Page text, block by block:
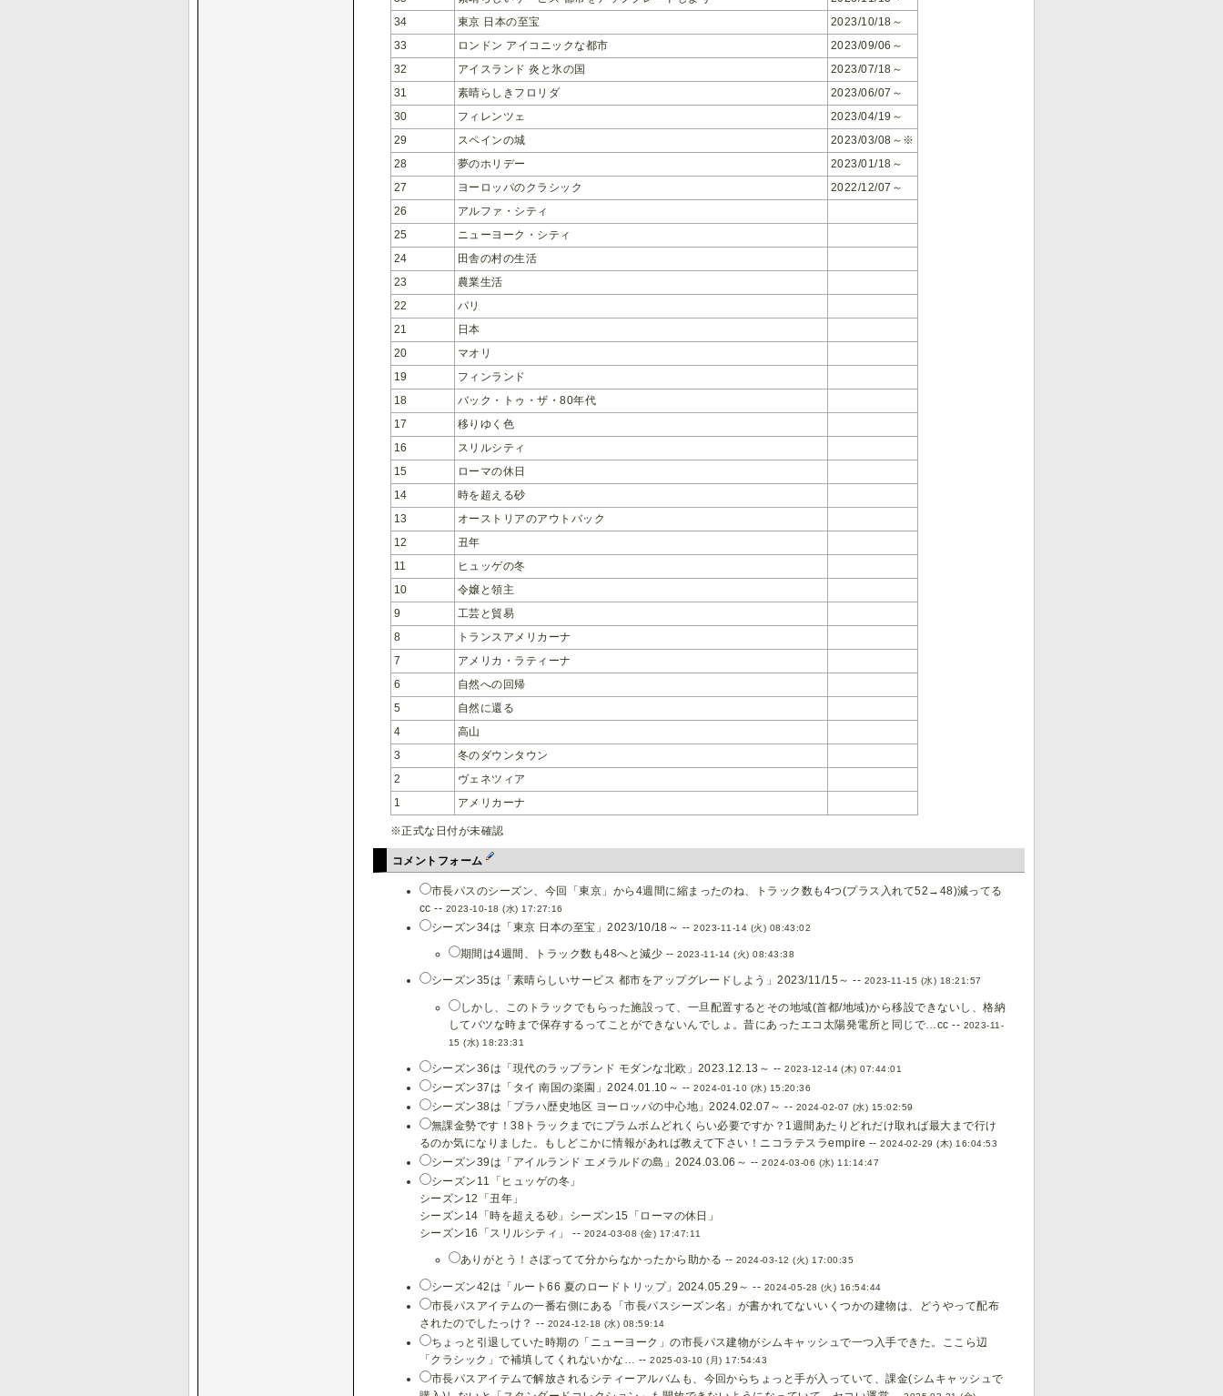
34
東京 日本の至宝
2023/10/18～
33
ロンドン アイコニックな都市
2023/09/06～
32
アイスランド 炎と氷の国
2023/07/18～
31
素晴らしきフロリダ
2023/06/07～
30
フィレンツェ
2023/04/19～
29
スペインの城
2023/03/08～※
28
夢のホリデー
2023/01/18～
27
ヨーロッパのクラシック
2022/12/07～
26
アルファ・シティ
25
ニューヨーク・シティ
24
田舎の村の生活
23
農業生活
22
パリ
21
日本
20
マオリ
19
フィンランド
18
バック・トゥ・ザ・80年代
17
移りゆく色
16
スリルシティ
15
ローマの休日
14
時を超える砂
13
オーストリアのアウトバック
12
丑年
11
ヒュッゲの冬
10
令嬢と領主
9
工芸と貿易
8
トランスアメリカーナ
7
アメリカ・ラティーナ
6
自然への回帰
5
自然に還る
4
高山
3
冬のダウンタウン
2
ヴェネツィア
1
アメリカーナ
※正式な日付が未確認
コメントフォーム
市長パスのシーズン、今回「東京」から4週間に縮まったのね、トラック数も4つ(プラス入れて52→48)減ってる
cc -- 2023-10-18 (水) 17:27:16
シーズン34は「東京 日本の至宝」2023/10/18～ --2023-11-14 (火) 08:43:02
期間は4週間、トラック数も48へと減少 --2023-11-14 (火) 08:43:38
シーズン35は「素晴らしいサービス 都市をアップグレードしよう」2023/11/15～ -- 2023-11-15 (水) 18:21:57
しかし、このトラックでもらった施設って、一旦配置するとその地域(首都/地域)から移設できないし、格納
してバツな時まで保存するってことができないんでしょ。昔にあったエコ太陽発電所と同じで…cc -- 2023-11-
15 (水) 18:23:31
シーズン36は「現代のラップランド モダンな北欧」2023.12.13～ --2023-12-14 (木) 07:44:01
シーズン37は「タイ 南国の楽園」2024.01.10～ --2024-01-10 (水) 15:20:36
シーズン38は「プラハ歴史地区 ヨーロッパの中心地」2024.02.07～ -- 2024-02-07 (水) 15:02:59
無課金勢です！38トラックまでにプラムボムどれくらい必要ですか？1週間あたりどれだけ取れば最大まで行け
るのか気になりました。もしどこかに情報があれば教えて下さい！ニコラテスラempire --2024-02-29 (木) 16:04:53
シーズン39は「アイルランド エメラルドの島」2024.03.06～ --2024-03-06 (水) 11:14:47
シーズン11「ヒュッゲの冬」
シーズン12「丑年」
シーズン14「時を超える砂」シーズン15「ローマの休日」
シーズン16「スリルシティ」 -- 2024-03-08 (金) 17:47:11
ありがとう！さぼってて分からなかったから助かる -- 2024-03-12 (火) 17:00:35
シーズン42は「ルート66 夏のロードトリップ」2024.05.29～ -- 2024-05-28 (火) 16:54:44
市長パスアイテムの一番右側にある「市長パスシーズン名」が書かれてないいくつかの建物は、どうやって配布
されたのでしたっけ？ -- 2024-12-18 (水) 08:59:14
ちょっと引退していた時期の「ニューヨーク」の市長パス建物がシムキャッシュで一つ入手できた。ここら辺
「クラシック」で補填してくれないかな… --2025-03-10 (月) 17:54:43
市長パスアイテムで解放されるシティーアルバムも、今回からちょっと手が入っていて、課金(シムキャッシュで